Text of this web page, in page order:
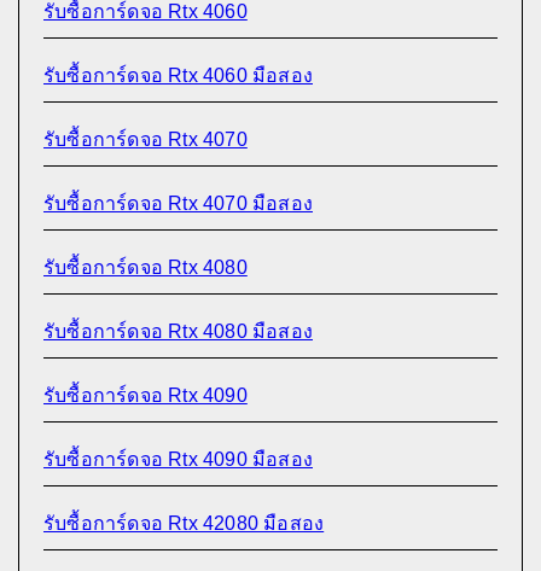
รับซื้อการ์ดจอ Rtx 4060
รับซื้อการ์ดจอ Rtx 4060 มือสอง
รับซื้อการ์ดจอ Rtx 4070
รับซื้อการ์ดจอ Rtx 4070 มือสอง
รับซื้อการ์ดจอ Rtx 4080
รับซื้อการ์ดจอ Rtx 4080 มือสอง
รับซื้อการ์ดจอ Rtx 4090
รับซื้อการ์ดจอ Rtx 4090 มือสอง
รับซื้อการ์ดจอ Rtx 42080 มือสอง